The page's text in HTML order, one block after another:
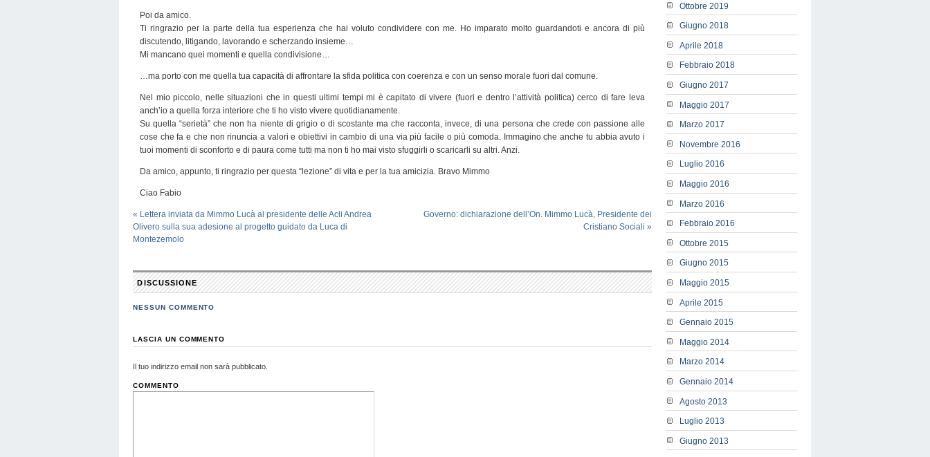
Poi da amico.
Ti ringrazio per la parte della tua esperienza che hai voluto condividere con me. Ho imparato molto guardandoti e ancora di più
discutendo, litigando, lavorando e scherzando insieme…
Mi mancano quei momenti e quella condivisione…
…ma porto con me quella tua capacità di affrontare la sfida politica con coerenza e con un senso morale fuori dal comune.
Nel mio piccolo, nelle situazioni che in questi ultimi tempi mi è capitato di vivere (fuori e dentro l’attività politica) cerco di fare leva
anch’io a quella forza interiore che ti ho visto vivere quotidianamente.
Su quella “serietà” che non ha niente di grigio o di scostante ma che racconta, invece, di una persona che crede con passione alle
cose che fa e che non rinuncia a valori e obiettivi in cambio di una via più facile o più comoda. Immagino che anche tu abbia avuto i
tuoi momenti di sconforto e di paura come tutti ma non ti ho mai visto sfuggirli o scaricarli su altri. Anzi.
Da amico, appunto, ti ringrazio per questa “lezione” di vita e per la tua amicizia. Bravo Mimmo
Ciao Fabio
« Lettera inviata da Mimmo Lucà al presidente delle Acli Andrea
Olivero sulla sua adesione al progetto guidato da Luca di
Montezemolo
Governo: dichiarazione dell’On. Mimmo Lucà, Presidente dei
Cristiano Sociali »
DISCUSSIONE
NESSUN COMMENTO
LASCIA UN COMMENTO
Il tuo indirizzo email non sarà pubblicato.
COMMENTO
Ottobre 2019
Giugno 2018
Aprile 2018
Febbraio 2018
Giugno 2017
Maggio 2017
Marzo 2017
Novembre 2016
Luglio 2016
Maggio 2016
Marzo 2016
Febbraio 2016
Ottobre 2015
Giugno 2015
Maggio 2015
Aprile 2015
Gennaio 2015
Maggio 2014
Marzo 2014
Gennaio 2014
Agosto 2013
Luglio 2013
Giugno 2013